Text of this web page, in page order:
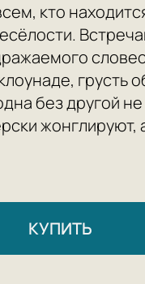
кто
грусть
без другой
жонглируют,
в
книгу
КУПИТЬ